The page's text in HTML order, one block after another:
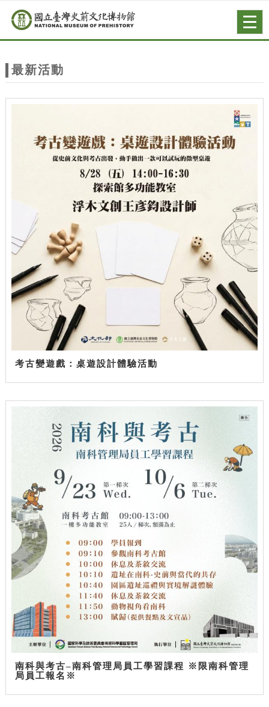
站
主
跳到主要內容
網站導覽
最新活動
考古變遊戲：桌遊設計體驗活動
南科與考古–南科管理局員工學習課程 ※限南科管理
局員工報名※